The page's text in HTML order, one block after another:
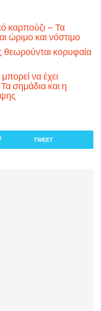
καρπούζι – Τα
ώριμο και νόστιμο
θεωρούνται κορυφαία
να έχει
σημάδια και η
TWEET